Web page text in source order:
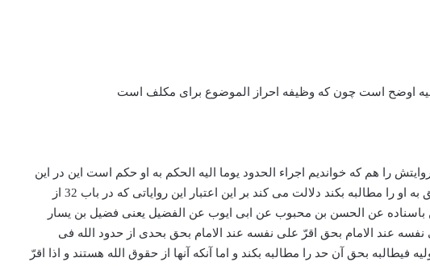
فیه اوضح است چون که وظیفه احراز الموضوع برای مکلف است
را هم که خواندیم اجراء الحدود یوما الیه الحکم به او حکم است این در این
شبهه ای ندارد و اما اینکه در حدود الله احتیاجی در اجراء به چیزی ندارد و اما در حدودی که از حقوق الناس است باید صاحب الحق به او را مطالبه بکند دلالت می کند بر این اعتبار این روایاتی که در باب 32 از
عن الحسن بن محبوب عن ابی ایوب عن الفضیل یعنی فضیل بن یسار
نفسه عند الامام بحق اقرّ علی نفسه عند الامام بحق بحدی از حدود الله فی
بحق آن حد را مطالبه بکند و اما آنکه آنها از حقوق الله هستند و اذا اقرّ